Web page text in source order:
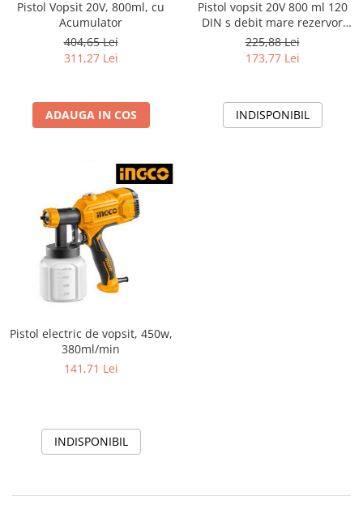
Pistol Vopsit 20V, 800ml, cu
Acumulator
404,65 Lei
311,27 Lei
ADAUGA IN COS
Pistol vopsit 20V 800 ml 120
DIN s debit mare rezervor
inox pentru vopsea si lac
225,88 Lei
173,77 Lei
INDISPONIBIL
Pistol electric de vopsit, 450w,
380ml/min
141,71 Lei
INDISPONIBIL